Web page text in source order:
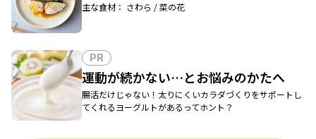
主な食材： さわら / 菜の花
PR
運動が続かない…とお悩みのかたへ
腸活だけじゃない！太りにくいカラダづくりをサポートし
てくれるヨーグルトがあるってホント？